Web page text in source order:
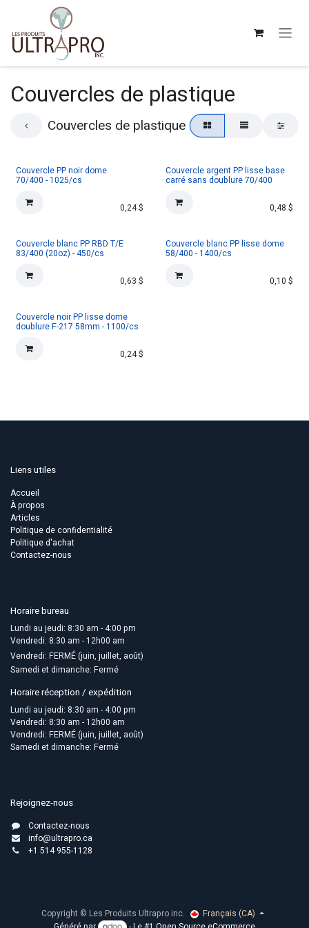
Se rendre au contenu
Couvercles de plastique
Couvercles de plastique
Couvercle PP noir dome
70/400 - 1025/cs
0,24$
Couvercle argent PP lisse base
carré sans doublure 70/400
0,48 $
Couvercle blanc PP RBD T/E
83/400 (20oz) - 450/cs
0,63 $
Couvercle blanc PP lisse dome
58/400 - 1400/cs
0,10 $
Couvercle noir PP lisse dome
doublure F-217 58mm - 1100/cs
0,24$
Liens utiles
Accueil
À propos
Articles
Politique de confidentialité
Politique d'achat
Contactez-nous
Horaire bureau
Lundi au jeudi: 8:30 am - 4:00 pm
Vendredi: 8:30 am - 12h00 am
Vendredi: FERMÉ (juin, juillet, août)
Samedi et dimanche: Fermé
Horaire réception / expédition
Lundi au jeudi: 8:30 am - 4:00 pm
Vendredi: 8:30 am - 12h00 am
Vendredi: FERMÉ (juin, juillet, août)
Samedi et dimanche: Fermé
Rejoignez-nous
Contactez-nous
info@ultrapro.ca
+1 514 955-1128
Copyright © Les Produits Ultrapro inc.
Français (CA)